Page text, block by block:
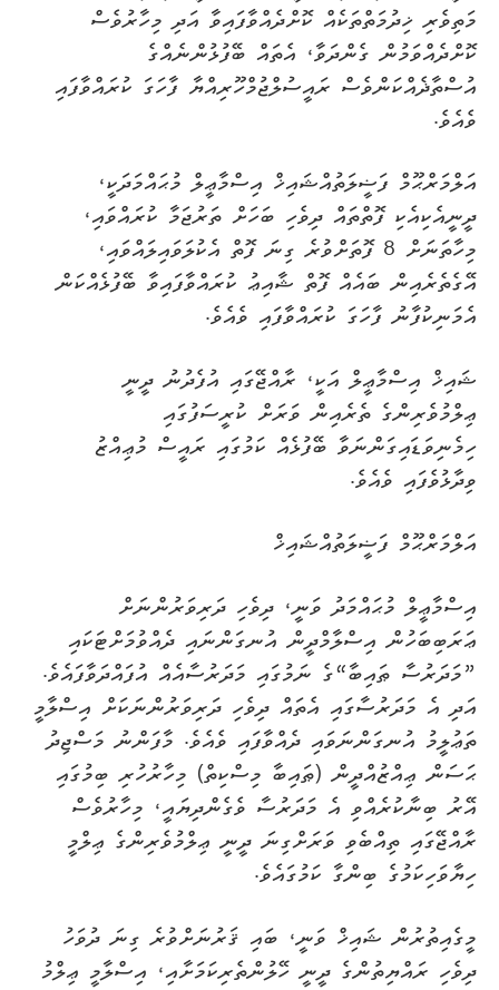
މަތިވެރި ޚިދުމަތްތަކެއް ކޮށްދެއްވާފައިވާ އަދި މިހާރުވެސް
ކޮށްދެއްވަމުން ގެންދަވާ، އެތައް ބޭފުޅުންނެއްގެ
އުސްތާޛެއްކަންވެސް ރައީސުލްޖުމްހޫރިއްޔާ ފާހަގަ ކުރައްވާފައި
ވެއެވެ.
އަލްމަރްޙޫމް ފަޟީލަތުއްޝައިޚް އިސްމާޢީލް މުޙައްމަދަކީ،
ދީނީއެކިއެކި ފޮތްތައް ދިވެހި ބަހަށް ތަރުޖަމާ ކުރައްވައި،
މިހާތަނަށް 8 ފޮތަށްވުރެ ގިނަ ފޮތް އެކުލަވައިލައްވައި،
އޭގެތެރެއިން ބައެއް ފޮތް ޝާއިޢު ކުރައްވާފައިވާ ބޭފުޅެއްކަން
އެމަނިކުފާނު ފާހަގަ ކުރައްވާފައި ވެއެވެ.
ޝައިޚް އިސްމާޢީލް އަކީ، ރާއްޖޭގައި އުފެދުނު ދީނީ
ޢިލްމުވެރިންގެ ތެރެއިން ވަރަށް ކުރީސަފުގައި
ހިމެނިވަޑައިގަންނަވާ ބޭފުޅެއް ކަމުގައި ރައީސް މުޢިއްޒު
ވިދާޅުވެފައި ވެއެވެ.
އަލްމަރްޙޫމް ފަޟީލަތުއްޝައިޚް
އިސްމާޢީލް މުޙައްމަދު ވަނީ، ދިވެހި ދަރިވަރުންނަށް
ޢަރަބިބަހުން އިސްލާމްދީން އުނގަންނައި ދެއްވުމަށްޓަކައި
”މަދަރުސާ ޠައިބާ“ގެ ނަމުގައި މަދަރުސާއެއް އުފައްދަވާފައެވެ.
އަދި އެ މަދަރުސާގައި އެތައް ދިވެހި ދަރިވަރުންނަކަށް އިސްލާމީ
ތަޢުލީމު އުނގަންނަވައި ދެއްވާފައި ވެއެވެ. މާފަންނު މަސްޖިދު
ޙަސަން ޢިއްޒުއްދީން (ޠައިބާ މިސްކިތް) މިހާރުހުރި ބިމުގައި
އޭރު ބިނާކުރެއްވި އެ މަދަރުސާ ވެގެންދިޔައީ، މިހާރުވެސް
ރާއްޖޭގައި ތިއްބެވި ވަރަށްގިނަ ދީނީ ޢިލްމުވެރިންގެ ޢިލްމީ
ހިޔާވަހިކަމުގެ ބިންގާ ކަމުގައެވެ.
މީގެއިތުރުން ޝައިޚް ވަނީ، ބައި ޤަރުނަށްވުރެ ގިނަ ދުވަހު
ދިވެހި ރައްޔިތުންގެ ދީނީ ހޭލުންތެރިކަމަށާއި، އިސްލާމީ ޢިލްމު